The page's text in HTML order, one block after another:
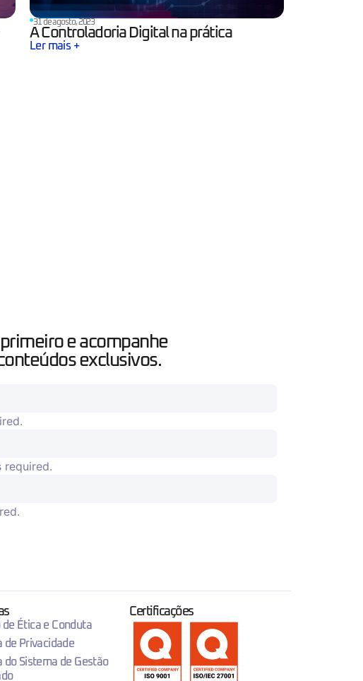
31 de agosto, 2023
A Controladoria Digital na prática
Ler mais +
primeiro e acompanhe
exclusivos.
required.
de Ética e Conduta
de Privacidade
do Sistema de Gestão
Certificações